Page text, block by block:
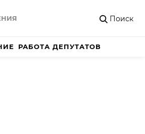
Поиск
РАБОТА ДЕПУТАТОВ